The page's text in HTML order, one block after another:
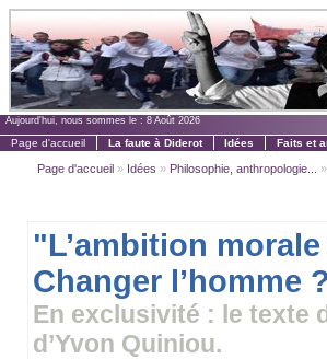
Aujourd'hui, nous sommes le : 8 Août 2026
Page d'accueil La faute à Diderot Idées Faits et
Page d'accueil » Idées » Philosophie, anthropologie...
"L’ambition
Changer l’homme
En exclusivité : le texte
d’Yvon Quiniou.